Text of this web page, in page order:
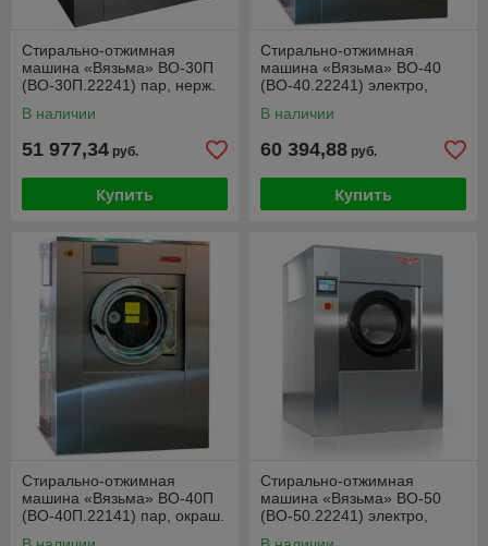
Стирально-отжимная
машина «Вязьма» ВО-30П
(ВО-30П.22241) пар, нерж.
В наличии
51 977,34 руб.
Купить
Стирально-отжимная
машина «Вязьма» ВО-40
(ВО-40.22241) электро,
В наличии
60 394,88 руб.
Купить
Стирально-отжимная
машина «Вязьма» ВО-40П
(ВО-40П.22141) пар, окраш.
Стирально-отжимная
машина «Вязьма» ВО-50
(ВО-50.22241) электро,